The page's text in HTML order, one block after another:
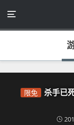
限免
杀手已